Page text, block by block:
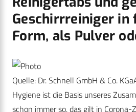
Geschirrreiniger in
Form, als Pulver
Quelle: Dr. Schnell GmbH & Co.
Hygiene ist die Basis unseres
schon immer so, das gilt in Corona-